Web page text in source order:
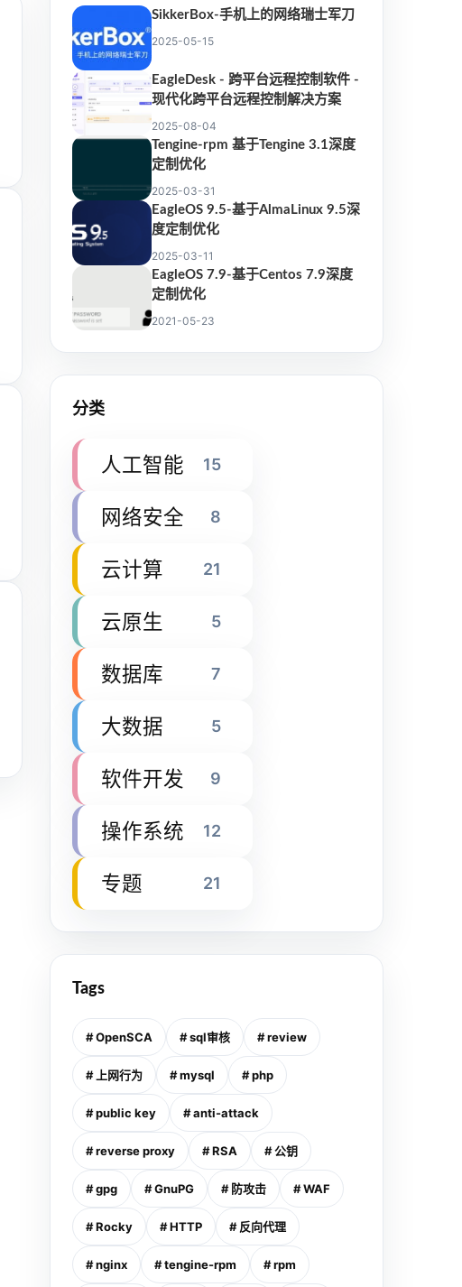
SikkerBox-手机上的网络瑞士军刀
2025-05-15
EagleDesk - 跨平台远程控制软件 -
现代化跨平台远程控制解决方案
2025-08-04
Tengine-rpm 基于Tengine 3.1深度
定制优化
2025-03-31
EagleOS 9.5-基于AlmaLinux 9.5深
度定制优化
2025-03-11
EagleOS 7.9-基于Centos 7.9深度
定制优化
2021-05-23
分类
人工智能 15
网络安全 8
云计算 21
云原生 5
数据库 7
大数据 5
软件开发 9
操作系统 12
专题 21
Tags
# OpenSCA # sql审核 # review
# 上网行为 # mysql # php
# public key # anti-attack
# reverse proxy # RSA # 公钥
# gpg # GnuPG # 防攻击 # WAF
# Rocky # HTTP # 反向代理
# nginx # tengine-rpm # rpm